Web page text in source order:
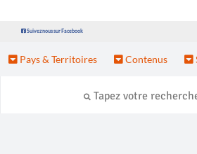
Suivez nous sur Facebook
Pays & Territoires Contenus